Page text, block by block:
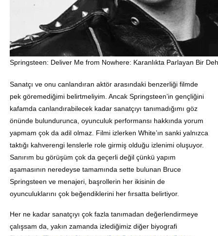
Springsteen: Deliver Me from Nowhere: Karanlıkta Parlayan Bir
Sanatçı ve onu canlandıran aktör arasındaki benzerliği filmde
pek göremediğimi belirtmeliyim. Ancak Springsteen’in gençliğini
kafamda canlandırabilecek kadar sanatçıyı tanımadığımı göz
önünde bulundurunca, oyunculuk performansı hakkında yorum
yapmam çok da adil olmaz. Filmi izlerken White’ın sanki yalnızca
taktığı kahverengi lenslerle role girmiş olduğu izlenimi oluşuyor.
Sanırım bu görüşüm çok da geçerli değil çünkü yapım
aşamasının neredeyse tamamında sette bulunan Bruce
Springsteen ve menajeri, başrollerin her ikisinin de
oyunculuklarını çok beğendiklerini her fırsatta belirtiyor.
Her ne kadar sanatçıyı çok fazla tanımadan değerlendirmeye
çalışsam da, yakın zamanda izlediğimiz diğer biyografi